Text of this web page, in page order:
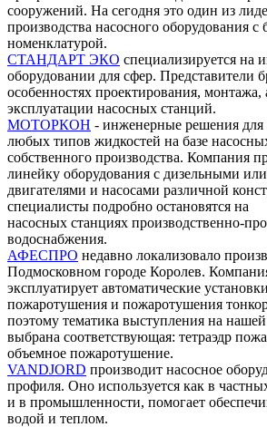
сооружений. На сегодня это один из
производства насосного оборудования с
номенклатурой.
СТАНДАРТ ЭКО специализируется на
оборудовании для сфер. Представители
особенностях проектирования, монтажа,
эксплуатации насосных станций.
МОТОРКОН - инженерные решения для
любых типов жидкостей на базе
собственного производства. Компания
линейку оборудования с дизельными
двигателями и насосами различной
специалисты подробно остановятся на
насосных станциях производственно-
водоснабжения.
АФЕСПРО недавно локализовало
Подмосковном городе Королев.
эксплуатирует автоматические
пожаротушения и пожаротушения
поэтому тематика выступления на
выбрана соответствующая: тетраэдр
объемное пожаротушение.
VANDJORD производит насосное
профиля. Оно используется как в
и в промышленности, помогает
водой и теплом.